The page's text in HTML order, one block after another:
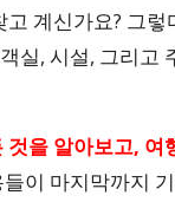
계신가요? 그
실, 시설, 그리고
을 알아보고,
이 마지막까지